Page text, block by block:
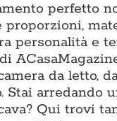
perfetto
personalità e
da letto,
arredando
Qui trovi